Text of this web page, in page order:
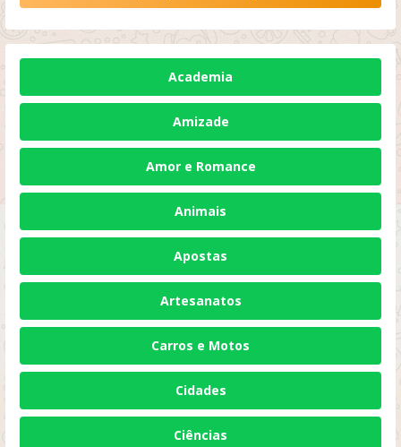
Academia
Amizade
Amor e Romance
Animais
Apostas
Artesanatos
Carros e Motos
Cidades
Ciências